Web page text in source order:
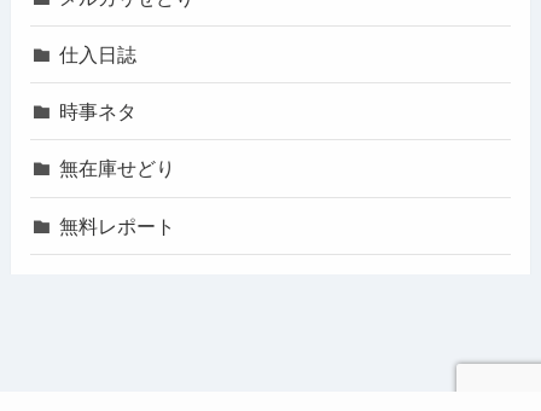
仕入日誌
時事ネタ
無在庫せどり
無料レポート